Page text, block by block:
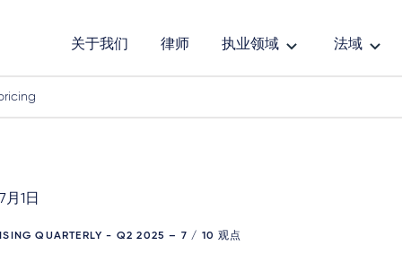
关于我们 律师 执业领域 法域
1日
QUARTERLY - Q2 2025– 7 / 10 观点